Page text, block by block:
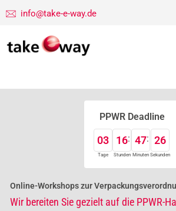
info@take-e-way.de
PPWR Deadline
03
Tage
16
Stunden
47
Minuten
26
Sekunden
Online-Workshops zur
Wir bereiten Sie gezielt auf die PPWR-